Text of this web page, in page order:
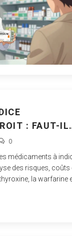
: FAUT-IL
?
0
médicaments à
des risques, coûts
la warfarine